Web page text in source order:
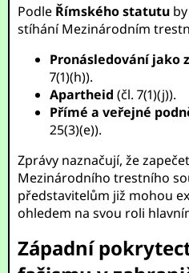
Podle Římského statutu
stíhání Mezinárodním
Pronásledování jako
7(1)(h)).
Apartheid (čl. 7(1)(j)).
Přímé a veřejné
25(3)(e)).
Zprávy naznačují, že
Mezinárodního trestního
představitelům již mohou
ohledem na svou roli
Západní